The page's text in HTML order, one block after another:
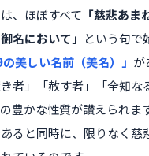
、ほぼすべて 「慈悲あま
名において」 という句で
の美しい名前（美名）」 が
き者」「赦す者」「全知な
豊かな性質が讃えられま
ると同時に、限りなく慈